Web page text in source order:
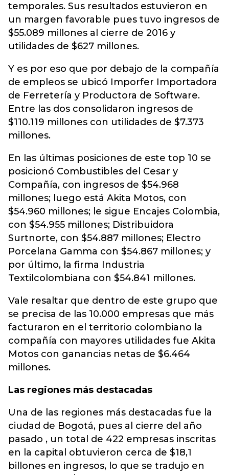
temporales. Sus resultados estuvieron en
un margen favorable pues tuvo ingresos de
$55.089 millones al cierre de 2016 y
utilidades de $627 millones.
Y es por eso que por debajo de la compañía
de empleos se ubicó Imporfer Importadora
de Ferretería y Productora de Software.
Entre las dos consolidaron ingresos de
$110.119 millones con utilidades de $7.373
millones.
En las últimas posiciones de este top 10 se
posicionó Combustibles del Cesar y
Compañía, con ingresos de $54.968
millones; luego está Akita Motos, con
$54.960 millones; le sigue Encajes Colombia,
con $54.955 millones; Distribuidora
Surtnorte, con $54.887 millones; Electro
Porcelana Gamma con $54.867 millones; y
por último, la firma Industria
Textilcolombiana con $54.841 millones.
Vale resaltar que dentro de este grupo que
se precisa de las 10.000 empresas que más
facturaron en el territorio colombiano la
compañía con mayores utilidades fue Akita
Motos con ganancias netas de $6.464
millones.
Las regiones más destacadas
Una de las regiones más destacadas fue la
ciudad de Bogotá, pues al cierre del año
pasado , un total de 422 empresas inscritas
en la capital obtuvieron cerca de $18,1
billones en ingresos, lo que se tradujo en